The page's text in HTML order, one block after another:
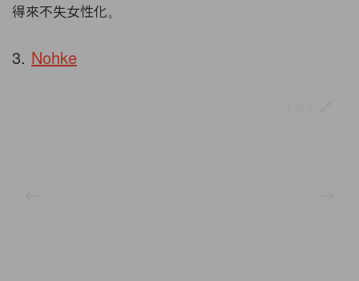
得來不失女性化。
3. Nohke